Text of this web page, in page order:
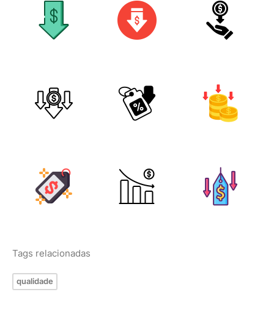
Tags relacionadas
qualidade